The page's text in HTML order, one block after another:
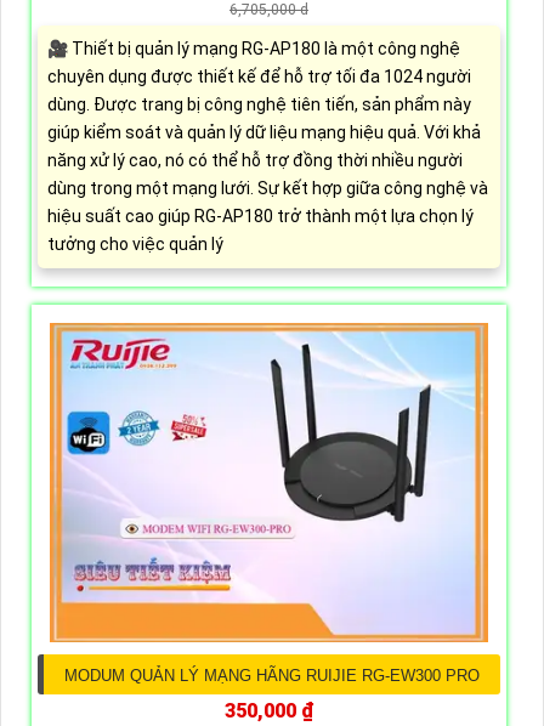
6,705,000 d
🎥 Thiết bị quản lý mạng RG-AP180 là một công nghệ
chuyên dụng được thiết kế để hỗ trợ tối đa 1024 người
dùng. Được trang bị công nghệ tiên tiến, sản phẩm này
giúp kiểm soát và quản lý dữ liệu mạng hiệu quả. Với khả
năng xử lý cao, nó có thể hỗ trợ đồng thời nhiều người
dùng trong một mạng lưới. Sự kết hợp giữa công nghệ và
hiệu suất cao giúp RG-AP180 trở thành một lựa chọn lý
tưởng cho việc quản lý
MODUM QUẢN LÝ MẠNG HÃNG RUIJIE RG-EW300 PRO
350,000 ₫